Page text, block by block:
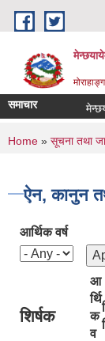
Skip to main content
समाचार
You are
Home » सूचना तथा
ऐन, कानुन
आर्थिक वर्ष
शिर्षक
आ
र्थि
क
व